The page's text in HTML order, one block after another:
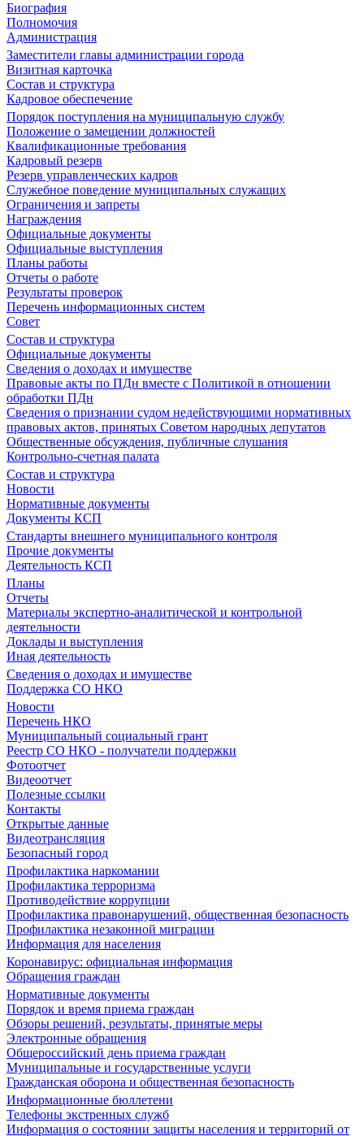
Биография
Полномочия
Администрация
Заместители главы администрации города
Визитная карточка
Состав и структура
Кадровое обеспечение
Порядок поступления на муниципальную службу
Положение о замещении должностей
Квалификационные требования
Кадровый резерв
Резерв управленческих кадров
Служебное поведение муниципальных служащих
Ограничения и запреты
Награждения
Официальные документы
Официальные выступления
Планы работы
Отчеты о работе
Результаты проверок
Перечень информационных систем
Совет
Состав и структура
Официальные документы
Сведения о доходах и имуществе
Правовые акты по ПДн вместе с Политикой в отношении
обработки ПДн
Сведения о признании судом недействующими нормативных
правовых актов, принятых Советом народных депутатов
Общественные обсуждения, публичные слушания
Контрольно-счетная палата
Состав и структура
Новости
Нормативные документы
Документы КСП
Стандарты внешнего муниципального контроля
Прочие документы
Деятельность КСП
Планы
Отчеты
Материалы экспертно-аналитической и контрольной
деятельности
Доклады и выступления
Иная деятельность
Сведения о доходах и имуществе
Поддержка СО НКО
Новости
Перечень НКО
Муниципальный социальный грант
Реестр СО НКО - получатели поддержки
Фотоотчет
Видеоотчет
Полезные ссылки
Контакты
Открытые данные
Видеотрансляция
Безопасный город
Профилактика наркомании
Профилактика терроризма
Противодействие коррупции
Профилактика правонарушений, общественная безопасность
Профилактика незаконной миграции
Информация для населения
Коронавирус: официальная информация
Обращения граждан
Нормативные документы
Порядок и время приема граждан
Обзоры решений, результаты, принятые меры
Электронные обращения
Общероссийский день приема граждан
Муниципальные и государственные услуги
Гражданская оборона и общественная безопасность
Информационные бюллетени
Телефоны экстренных служб
Информация о состоянии защиты населения и территорий от